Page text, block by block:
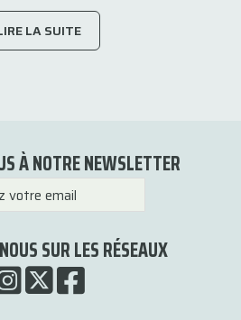
LA SUITE
À NOTRE NEWSLETTER
SUR LES RÉSEAUX